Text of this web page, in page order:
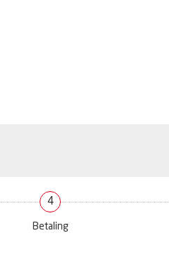
4
Betaling